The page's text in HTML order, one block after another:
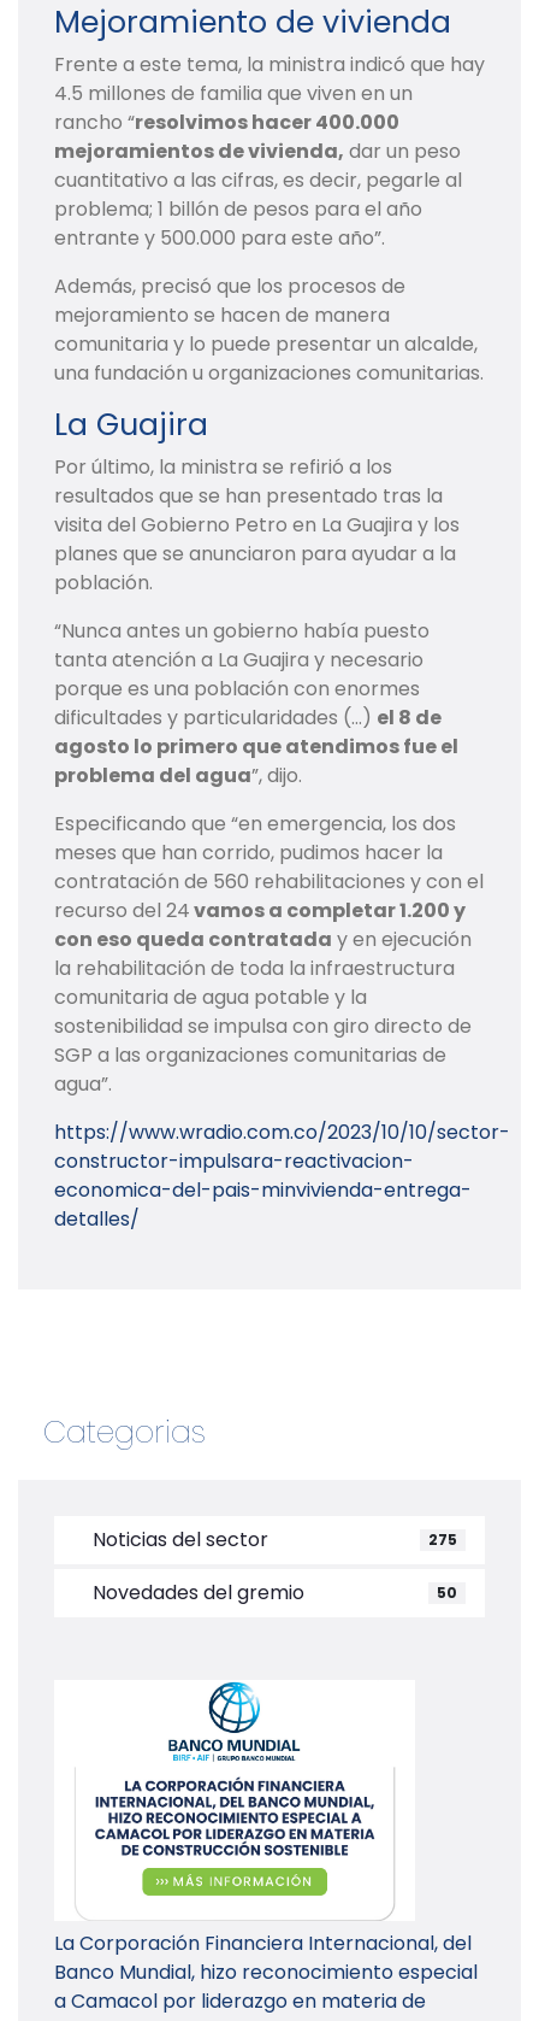
Mejoramiento de vivienda
Frente a este tema, la ministra indicó que hay
4.5 millones de familia que viven en un
rancho “resolvimos hacer 400.000
mejoramientos de vivienda, dar un peso
cuantitativo a las cifras, es decir, pegarle al
problema; 1 billón de pesos para el año
entrante y 500.000 para este año”.
Además, precisó que los procesos de
mejoramiento se hacen de manera
comunitaria y lo puede presentar un alcalde,
una fundación u organizaciones comunitarias.
La Guajira
Por último, la ministra se refirió a los
resultados que se han presentado tras la
visita del Gobierno Petro en La Guajira y los
planes que se anunciaron para ayudar a la
población.
“Nunca antes un gobierno había puesto
tanta atención a La Guajira y necesario
porque es una población con enormes
dificultades y particularidades (…) el 8 de
agosto lo primero que atendimos fue el
problema del agua”, dijo.
Especificando que “en emergencia, los dos
meses que han corrido, pudimos hacer la
contratación de 560 rehabilitaciones y con el
recurso del 24vamos a completar 1.200 y
con eso queda contratada y en ejecución
la rehabilitación de toda la infraestructura
comunitaria de agua potable y la
sostenibilidad se impulsa con giro directo de
SGP a las organizaciones comunitarias de
agua”.
https://www.wradio.com.co/2023/10/10/sector-
constructor-impulsara-reactivacion-
economica-del-pais-minvivienda-entrega-
detalles/
Categorias
Noticias del sector 275
Novedades del gremio 50
La Corporación Financiera Internacional, del
Banco Mundial, hizo reconocimiento especial
a Camacol por liderazgo en materia de